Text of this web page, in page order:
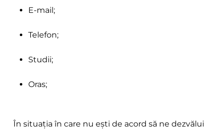
E-mail;
Telefon;
Studii;
Oras;
În situația în care nu ești de acord să ne dezvălui